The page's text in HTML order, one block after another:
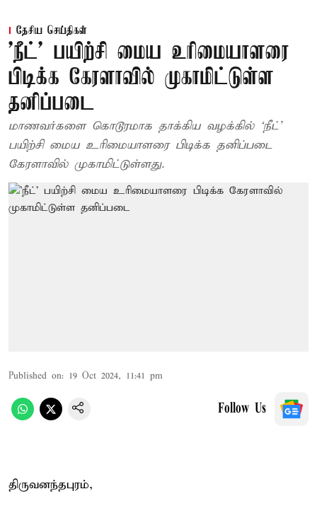
தேசிய செய்திகள்
'நீட்' பயிற்சி மைய உரிமையாளரை
பிடிக்க கேரளாவில் முகாமிட்டுள்ள
தனிப்படை
மாணவர்களை கொடூரமாக தாக்கிய வழக்கில் ‘நீட்’
பயிற்சி மைய உரிமையாளரை பிடிக்க தனிப்படை
கேரளாவில் முகாமிட்டுள்ளது.
Published on: 19 Oct 2024, 11:41 pm
Follow Us
திருவனந்தபுரம்,